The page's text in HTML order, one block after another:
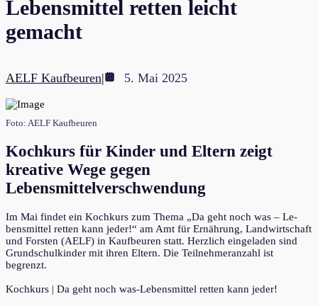
Lebensmittel retten leicht
gemacht
AELF Kaufbeuren| 5. Mai 2025
Foto: AELF Kaufbeuren
Kochkurs für Kinder und Eltern zeigt
kreative Wege gegen
Lebensmittelverschwendung
Im Mai findet ein Kochkurs zum Thema „Da geht noch was – Le-
bensmittel retten kann jeder!“ am Amt für Ernährung, Landwirtschaft
und Forsten (AELF) in Kaufbeuren statt. Herzlich eingeladen sind
Grundschulkinder mit ihren Eltern. Die Teilnehmeranzahl ist
begrenzt.
Kochkurs | Da geht noch was-Lebensmittel retten kann jeder!